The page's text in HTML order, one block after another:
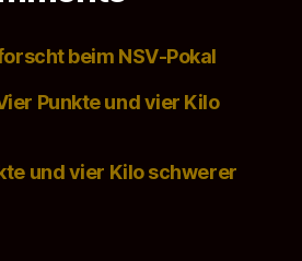
beim NSV-Pokal
Punkte und vier Kilo
und vier Kilo schwerer